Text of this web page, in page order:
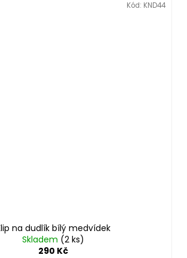
na dudlík bílý medvídek
Skladem (2 ks)
290 Kč
Kód: KND44